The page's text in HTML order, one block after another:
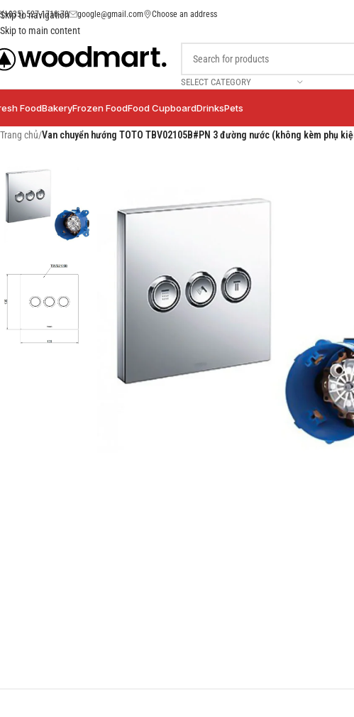
Skip to navigation
Skip to main content
(+035) 527-1710-70 google@gmail.com Choose an address
SELECT CATEGORY
FoodBakeryFrozen FoodFood CupboardDrinksPets
Trang chủ/Van chuyển hướng TOTO TBV02105B#PN 3 đường nước (không kèm phụ